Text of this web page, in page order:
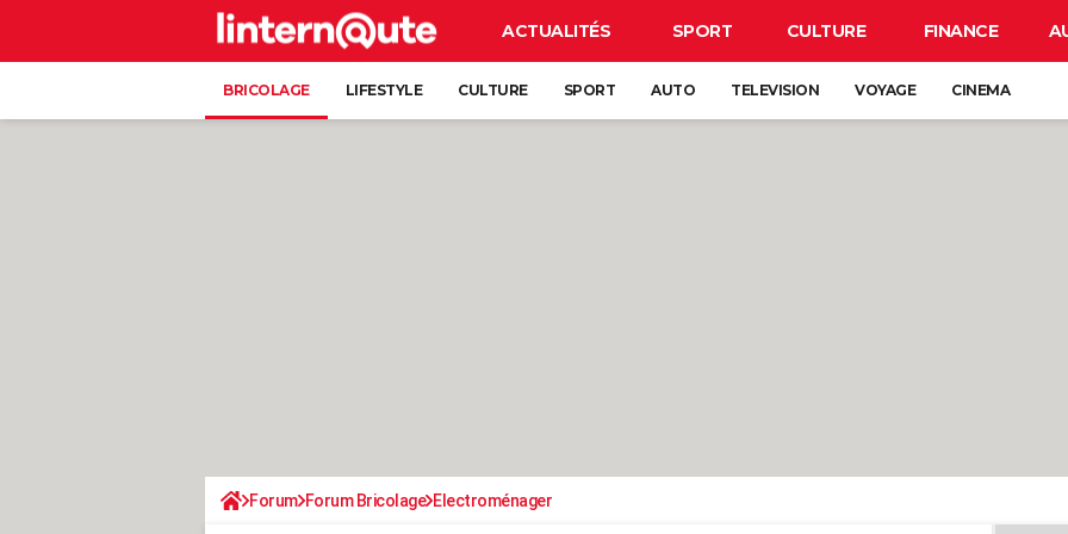
ACTUALITÉS SPORT CULTURE FINANCE
BRICOLAGE LIFESTYLE CULTURE SPORT AUTO TELEVISION VOYAGE CINEMA
Forum Forum Bricolage Electroménager